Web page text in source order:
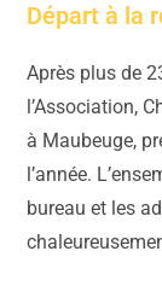
Départ à la
Après plus de
l’Association,
à Maubeuge,
l’année.
bureau et les